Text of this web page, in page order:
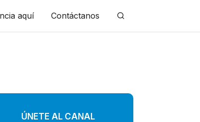
aquí Contáctanos
ÚNETE AL CANAL